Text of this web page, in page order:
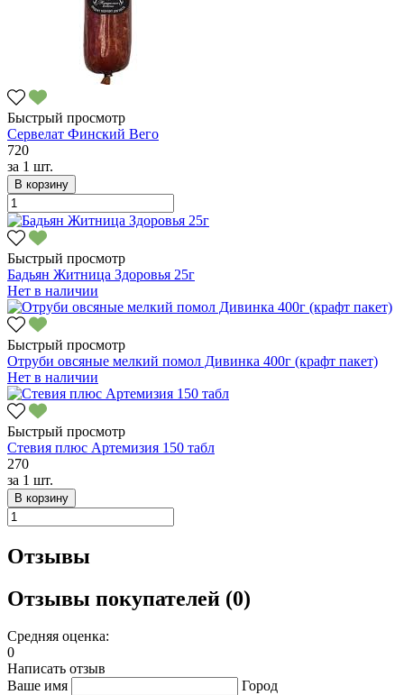
Быстрый просмотр
Сервелат Финский Вего
720
за 1 шт.
В корзину
Быстрый просмотр
Бадьян Житница Здоровья 25г
Нет в наличии
Быстрый просмотр
Отруби овсяные мелкий помол Дивинка 400г (крафт пакет)
Нет в наличии
Быстрый просмотр
Стевия плюс Артемизия 150 табл
270
за 1 шт.
В корзину
Отзывы
Отзывы покупателей (0)
Средняя оценка:
0
Написать отзыв
Ваше имя
Город